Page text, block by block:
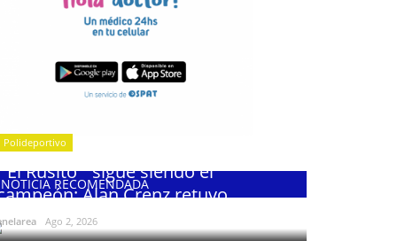
NOTICIA RECOMENDADA
Polideportivo
Rusito¨ sigue siendo el
Alan Crenz retuvo...
Ago 2, 2026